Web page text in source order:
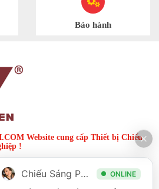
Bảo hành
Website cung cấp Thiết bị Chiếu
!
144 đường Hạ Trại, phường Long
Chiếu Sáng Phan Nguyễn ONLINE